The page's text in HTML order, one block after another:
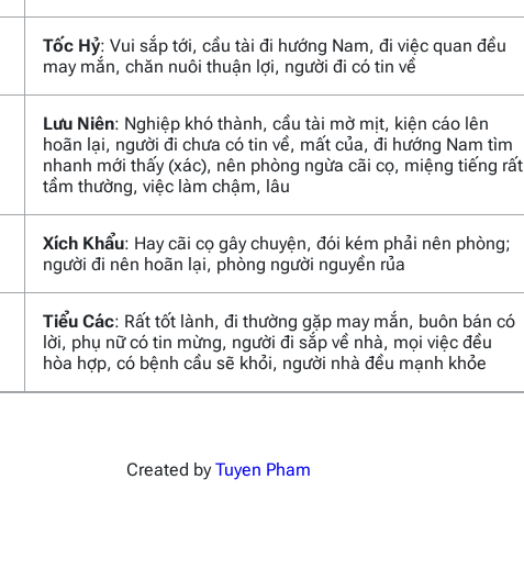
Tốc Hỷ: Vui sắp tới, cầu tài đi hướng Nam, đi việc quan đều
may mắn, chăn nuôi thuận lợi, người đi có tin về
Lưu Niên: Nghiệp khó thành, cầu tài mờ mịt, kiện cáo lên
hoãn lại, người đi chưa có tin về, mất của, đi hướng Nam tìm
nhanh mới thấy (xác), nên phòng ngừa cãi cọ, miệng tiếng rất
tầm thường, việc làm chậm, lâu
Xích Khẩu: Hay cãi cọ gây chuyện, đói kém phải nên phòng;
người đi nên hoãn lại, phòng người nguyền rủa
Tiểu Các: Rất tốt lành, đi thường gặp may mắn, buôn bán có
lời, phụ nữ có tin mừng, người đi sắp về nhà, mọi việc đều
hòa hợp, có bệnh cầu sẽ khỏi, người nhà đều mạnh khỏe
Created byTuyen Pham